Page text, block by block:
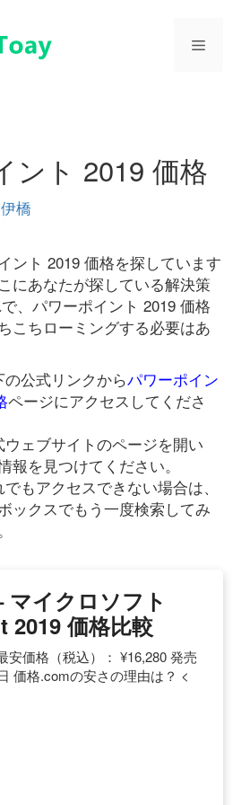
メ
ント 2019 価格
橋
ント 2019 価格を探しています
にあなたが探している解決策
、パワーポイント 2019 価格
こちローミングする必要はあ
の公式リンクからパワーポイン
ページにアクセスしてくださ
ウェブサイトのページを開い
報を見つけてください。
でもアクセスできない場合は、
ックスでもう一度検索してみ
イクロソフト
2019 価格比較
安価格（税込）： ¥16,280 発売
価格.comの安さの理由は？ <